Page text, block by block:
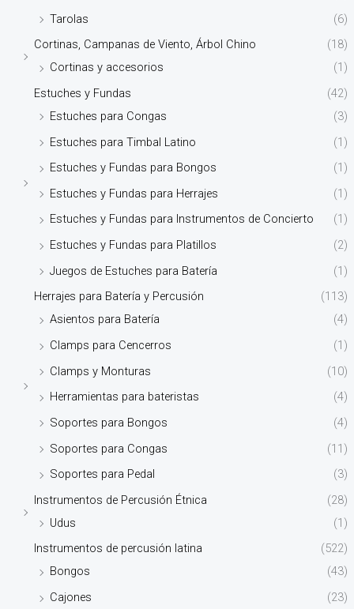
Tarolas
(6)
Cortinas, Campanas de Viento, Árbol Chino
(18)
Cortinas y accesorios
(1)
Estuches y Fundas
(42)
Estuches para Congas
(3)
Estuches para Timbal Latino
(1)
Estuches y Fundas para Bongos
(1)
Estuches y Fundas para Herrajes
(1)
Estuches y Fundas para Instrumentos de Concierto
(1)
Estuches y Fundas para Platillos
(2)
Juegos de Estuches para Batería
(1)
Herrajes para Batería y Percusión
(113)
Asientos para Batería
(4)
Clamps para Cencerros
(1)
Clamps y Monturas
(10)
Herramientas para bateristas
(4)
Soportes para Bongos
(4)
Soportes para Congas
(11)
Soportes para Pedal
(3)
Instrumentos de Percusión Étnica
(28)
Udus
(1)
Instrumentos de percusión latina
(522)
Bongos
(43)
Cajones
(23)